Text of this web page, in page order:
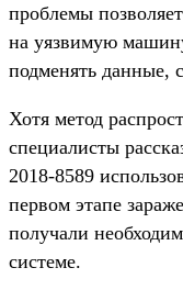
проблемы
на уязвимую
подменять данные,
Хотя метод
специалисты
2018-8589
первом этапе
получали
системе.